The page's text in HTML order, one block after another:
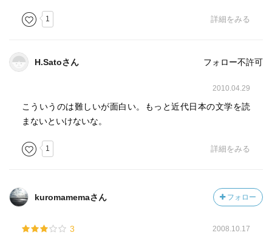
1 詳細をみる
H.Satoさん フォロー不許可
2010.04.29
こういうのは難しいが面白い。もっと近代日本の文学を読
まないといけないな。
1 詳細をみる
kuromamemaさん フォロー
3 2008.10.17